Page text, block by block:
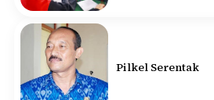
Pilkel Serentak